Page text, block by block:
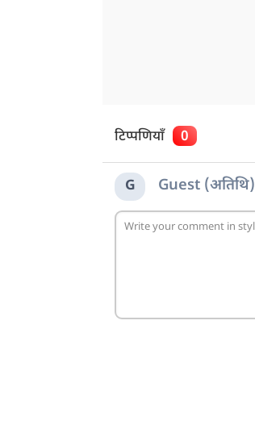
टिप्पणियाँ 0
G Guest (अतिथि)